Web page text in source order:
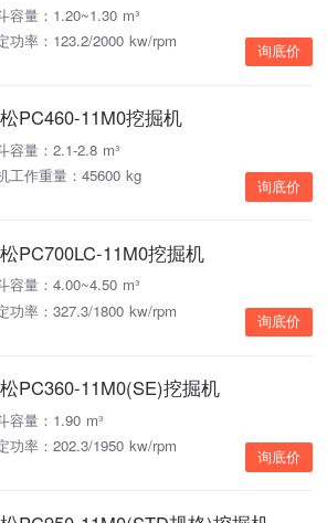
容量：1.20~1.30 m³
功率：123.2/2000 kw/rpm
询底价
PC460-11M0挖掘机
容量：2.1-2.8 m³
工作重量：45600 kg
询底价
PC700LC-11M0挖掘机
容量：4.00~4.50 m³
功率：327.3/1800 kw/rpm
询底价
PC360-11M0(SE)挖掘机
容量：1.90 m³
功率：202.3/1950 kw/rpm
询底价